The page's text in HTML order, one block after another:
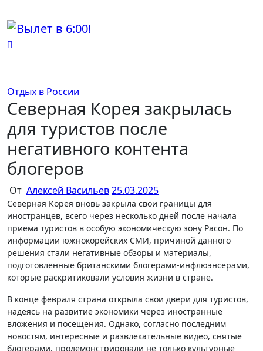
содержимому
Отдых в России
Северная Корея закрылась
для туристов после
негативного контента
блогеров
От Алексей Васильев25.03.2025
Северная Корея вновь закрыла свои границы для
иностранцев, всего через несколько дней после начала
приема туристов в особую экономическую зону Расон. По
информации южнокорейских СМИ, причиной данного
решения стали негативные обзоры и материалы,
подготовленные британскими блогерами-инфлюэнсерами,
которые раскритиковали условия жизни в стране.
В конце февраля страна открыла свои двери для туристов,
надеясь на развитие экономики через иностранные
вложения и посещения. Однако, согласно последним
новостям, интересные и развлекательные видео, снятые
блогерами, продемонстрировали не только культурные